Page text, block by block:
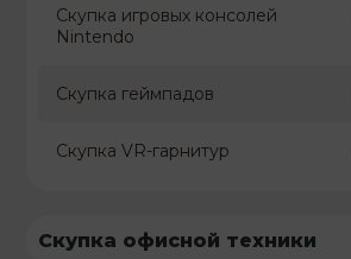
Скупка игровых консолей
Nintendo
Скупка геймпадов
Скупка VR-гарнитур
Скупка офисной техники